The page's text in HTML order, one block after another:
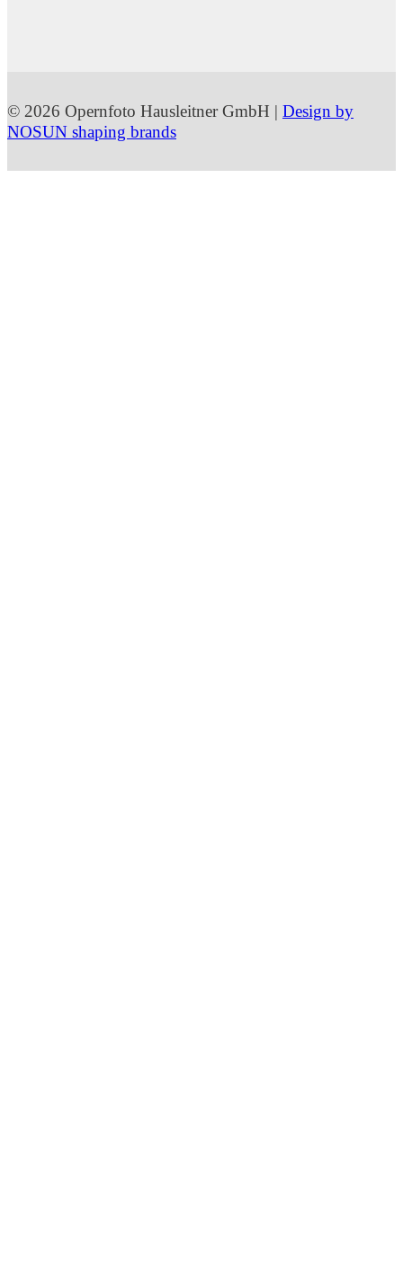
© 2026 Opernfoto Hausleitner GmbH | Design by
NOSUN shaping brands